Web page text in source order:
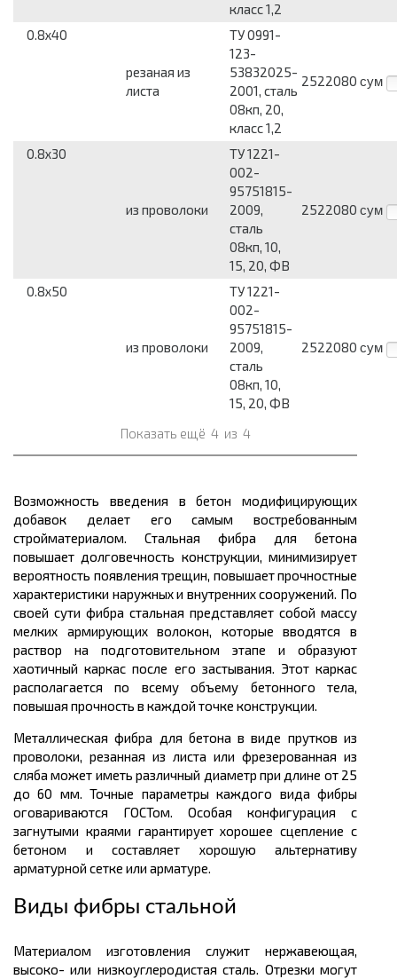
класс 1,2
0.8x40
резаная из
листа
ТУ 0991-
123-
53832025-
2001, сталь
08кп, 20,
класс 1,2
2522080 сум
0.8x30
из проволоки
ТУ 1221-
002-
95751815-
2009,
сталь
08кп, 10,
15, 20, ФВ
2522080 сум
0.8x50
из проволоки
ТУ 1221-
002-
95751815-
2009,
сталь
08кп, 10,
15, 20, ФВ
2522080 сум
Показать ещё 4 из 4
Возможность введения в бетон модифицирующих
добавок делает его самым востребованным
стройматериалом. Стальная фибра для бетона
повышает долговечность конструкции, минимизирует
вероятность появления трещин, повышает прочностные
характеристики наружных и внутренних сооружений. По
своей сути фибра стальная представляет собой массу
мелких армирующих волокон, которые вводятся в
раствор на подготовительном этапе и образуют
хаотичный каркас после его застывания. Этот каркас
располагается по всему объему бетонного тела,
повышая прочность в каждой точке конструкции.
Металлическая фибра для бетона в виде прутков из
проволоки, резанная из листа или фрезерованная из
сляба может иметь различный диаметр при длине от 25
до 60 мм. Точные параметры каждого вида фибры
оговариваются ГОСТом. Особая конфигурация с
загнутыми краями гарантирует хорошее сцепление с
бетоном и составляет хорошую альтернативу
арматурной сетке или арматуре.
Виды фибры стальной
Материалом изготовления служит нержавеющая,
высоко- или низкоуглеродистая сталь. Отрезки могут